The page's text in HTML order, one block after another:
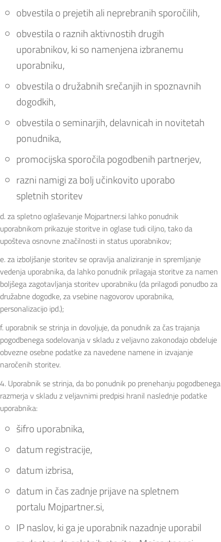
obvestila o prejetih ali neprebranih sporočilih,
obvestila o raznih aktivnostih drugih
uporabnikov, ki so namenjena izbranemu
uporabniku,
obvestila o družabnih srečanjih in spoznavnih
dogodkih,
obvestila o seminarjih, delavnicah in novitetah
ponudnika,
promocijska sporočila pogodbenih partnerjev,
razni namigi za bolj učinkovito uporabo
spletnih storitev
d. za spletno oglaševanje Mojpartner.si lahko ponudnik
uporabnikom prikazuje storitve in oglase tudi ciljno, tako da
upošteva osnovne značilnosti in status uporabnikov;
e. za izboljšanje storitev se opravlja analiziranje in spremljanje
vedenja uporabnika, da lahko ponudnik prilagaja storitve za namen
boljšega zagotavljanja storitev uporabniku (da prilagodi ponudbo za
družabne dogodke, za vsebine nagovorov uporabnika,
personalizacijo ipd.);
f. uporabnik se strinja in dovoljuje, da ponudnik za čas trajanja
pogodbenega sodelovanja v skladu z veljavno zakonodajo obdeluje
obvezne osebne podatke za navedene namene in izvajanje
naročenih storitev.
4. Uporabnik se strinja, da bo ponudnik po prenehanju pogodbenega
razmerja v skladu z veljavnimi predpisi hranil naslednje podatke
uporabnika:
šifro uporabnika,
datum registracije,
datum izbrisa,
datum in čas zadnje prijave na spletnem
portalu Mojpartner.si,
IP naslov, ki ga je uporabnik nazadnje uporabil